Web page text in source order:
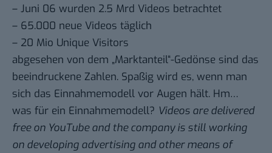
– Juni 06 wurden 2.5 Mrd Videos betrachtet
– 65.000 neue Videos täglich
– 20 Mio Unique Visitors
abgesehen von dem „Marktanteil“-Gedönse sind das
beeindruckene Zahlen. Spaßig wird es, wenn man
sich das Einnahmemodell vor Augen hält. Hm…
was für ein Einnahmemodell? Videos are delivered
free on YouTube and the company is still working
on developing advertising and other means of